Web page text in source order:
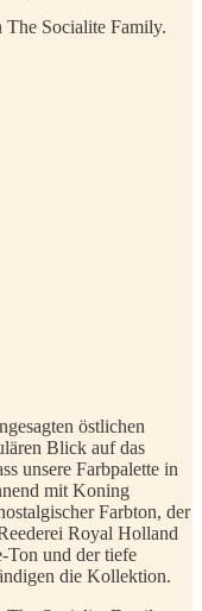
Socialite Family.
östlichen
Blick auf das
unsere Farbpalette in
mit Koning
Farbton, der
Royal Holland
Ton und der tiefe
die Kollektion.